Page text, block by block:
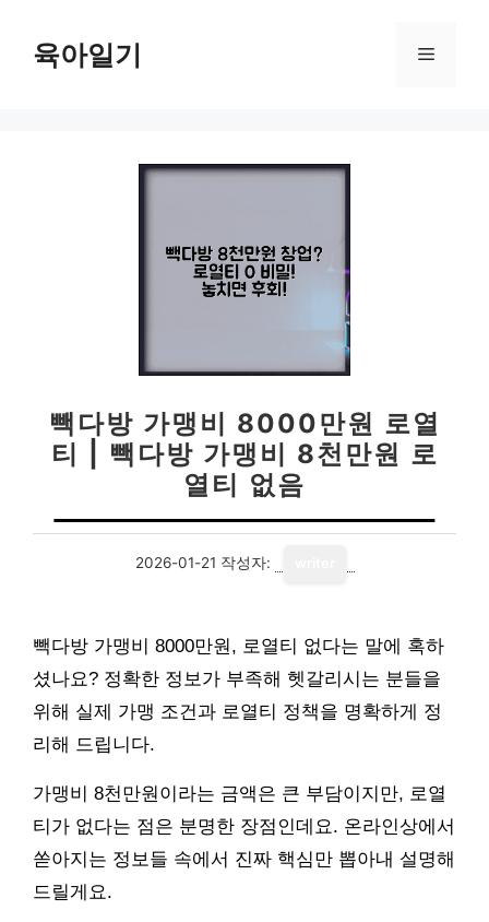
육아일기 메
빽다방 가맹비 8000만원 로열
티 | 빽다방 가맹비 8천만원 로
열티 없음
2026-01-21 작성자:
빽다방 가맹비 8000만원, 로열티 없다는 말에 혹하
셨나요? 정확한 정보가 부족해 헷갈리시는 분들을
위해 실제 가맹 조건과 로열티 정책을 명확하게 정
리해 드립니다.
가맹비 8천만원이라는 금액은 큰 부담이지만, 로열
티가 없다는 점은 분명한 장점인데요. 온라인상에서
쏟아지는 정보들 속에서 진짜 핵심만 뽑아내 설명해
드릴게요.